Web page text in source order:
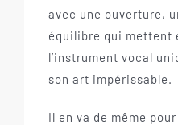
avec une ouverture,
équilibre qui mettent
l’instrument vocal
son art impérissable.
Il en va de même